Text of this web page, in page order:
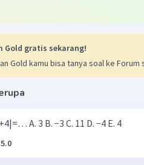
Gold gratis sekarang!
Gold kamu bisa tanya soal ke Forum
Nilai dari |−7+4|=… A. 3 B. −3 C. 11 D. −4 E. 4
5.0